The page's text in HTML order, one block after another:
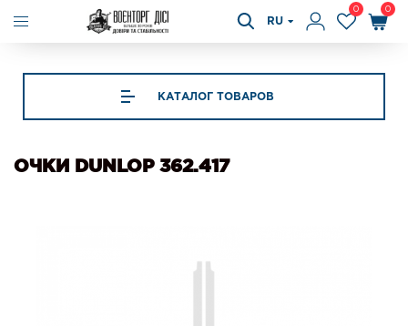
RU
0 0
КАТАЛОГ ТОВАРОВ
ОЧКИ DUNLOP 362.417